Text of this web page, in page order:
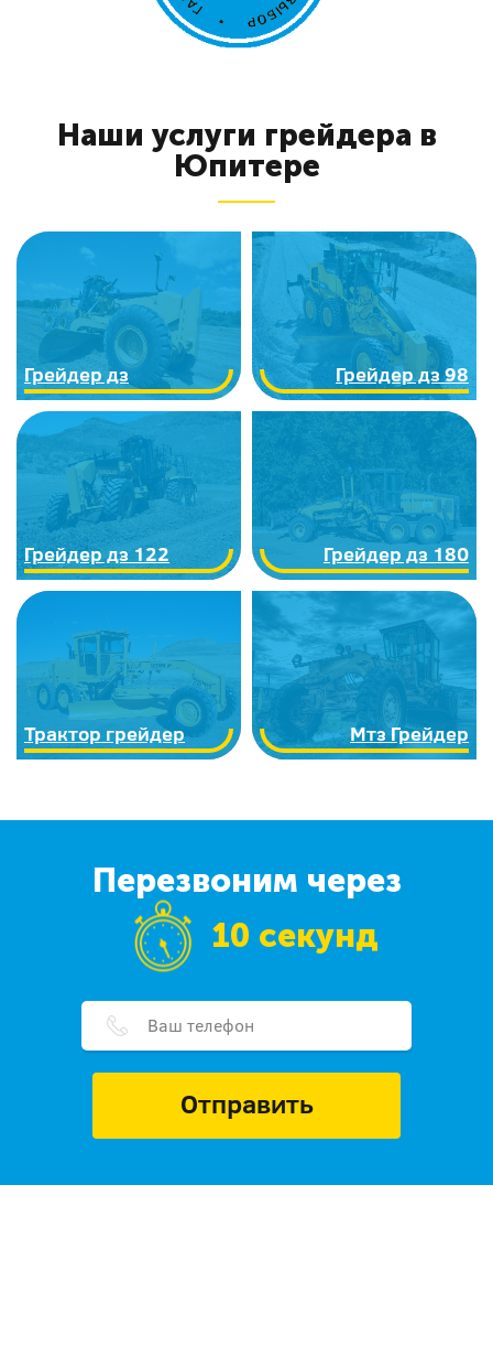
Наши услуги грейдера в
Юпитере
Грейдер дз Грейдер дз 98
Грейдер дз 122 Грейдер дз 180
Трактор грейдер Мтз Грейдер
Перезвоним через
10 секунд
Отправить